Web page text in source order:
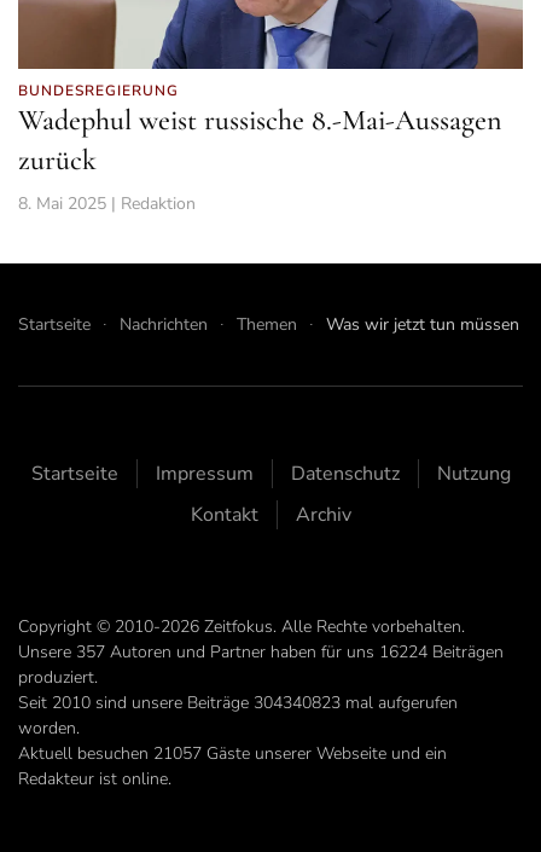
BUNDESREGIERUNG
Wadephul weist russische 8.-Mai-Aussagen
zurück
8. Mai 2025 | Redaktion
Startseite Nachrichten Themen Was wir jetzt tun müssen
Startseite Impressum Datenschutz
Nutzung
Kontakt
Archiv
Copyright © 2010-2026 Zeitfokus. Alle Rechte vorbehalten.
Unsere 357 Autoren und Partner haben für uns 16224 Beiträgen
produziert.
Seit 2010 sind unsere Beiträge 304340823 mal aufgerufen
worden.
Aktuell besuchen 21057 Gäste unserer Webseite und ein
Redakteur ist online.